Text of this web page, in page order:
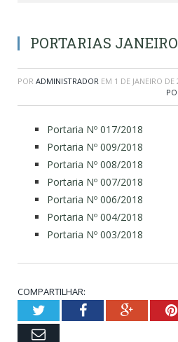
PORTARIAS
POR ADMINISTRADOR EM 1 DE JANEIRO DE
Portaria Nº 017/2018
Portaria Nº 009/2018
Portaria Nº 008/2018
Portaria Nº 007/2018
Portaria Nº 006/2018
Portaria Nº 004/2018
Portaria Nº 003/2018
COMPARTILHAR:
TwitterFacebookGoogle+
Email